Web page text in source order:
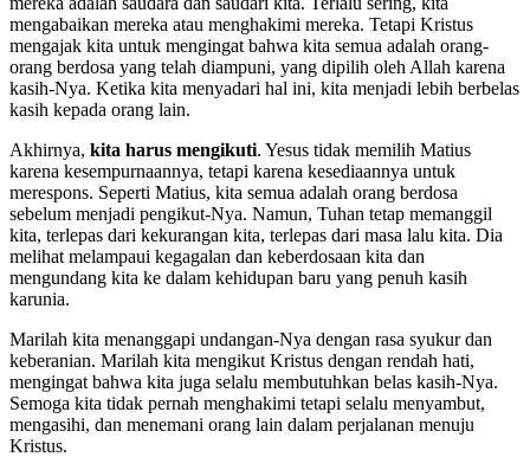
mengabaikan mereka atau menghakimi mereka. Tetapi Kristus
mengajak kita untuk mengingat bahwa kita semua adalah orang-
orang berdosa yang telah diampuni, yang dipilih oleh Allah karena
kasih-Nya. Ketika kita menyadari hal ini, kita menjadi lebih berbelas
kasih kepada orang lain.
Akhirnya, kita harus mengikuti. Yesus tidak memilih Matius
karena kesempurnaannya, tetapi karena kesediaannya untuk
merespons. Seperti Matius, kita semua adalah orang berdosa
sebelum menjadi pengikut-Nya. Namun, Tuhan tetap memanggil
kita, terlepas dari kekurangan kita, terlepas dari masa lalu kita. Dia
melihat melampaui kegagalan dan keberdosaan kita dan
mengundang kita ke dalam kehidupan baru yang penuh kasih
karunia.
Marilah kita menanggapi undangan-Nya dengan rasa syukur dan
keberanian. Marilah kita mengikut Kristus dengan rendah hati,
mengingat bahwa kita juga selalu membutuhkan belas kasih-Nya.
Semoga kita tidak pernah menghakimi tetapi selalu menyambut,
mengasihi, dan menemani orang lain dalam perjalanan menuju
Kristus.